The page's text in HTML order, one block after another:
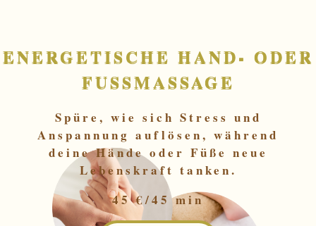
ENERGETISCHE HAND- ODER
FUSSMASSAGE
Spüre, wie sich Stress und
Anspannung auflösen, während
deine Hände oder Füße neue
Lebenskraft tanken.
45 €/45 min